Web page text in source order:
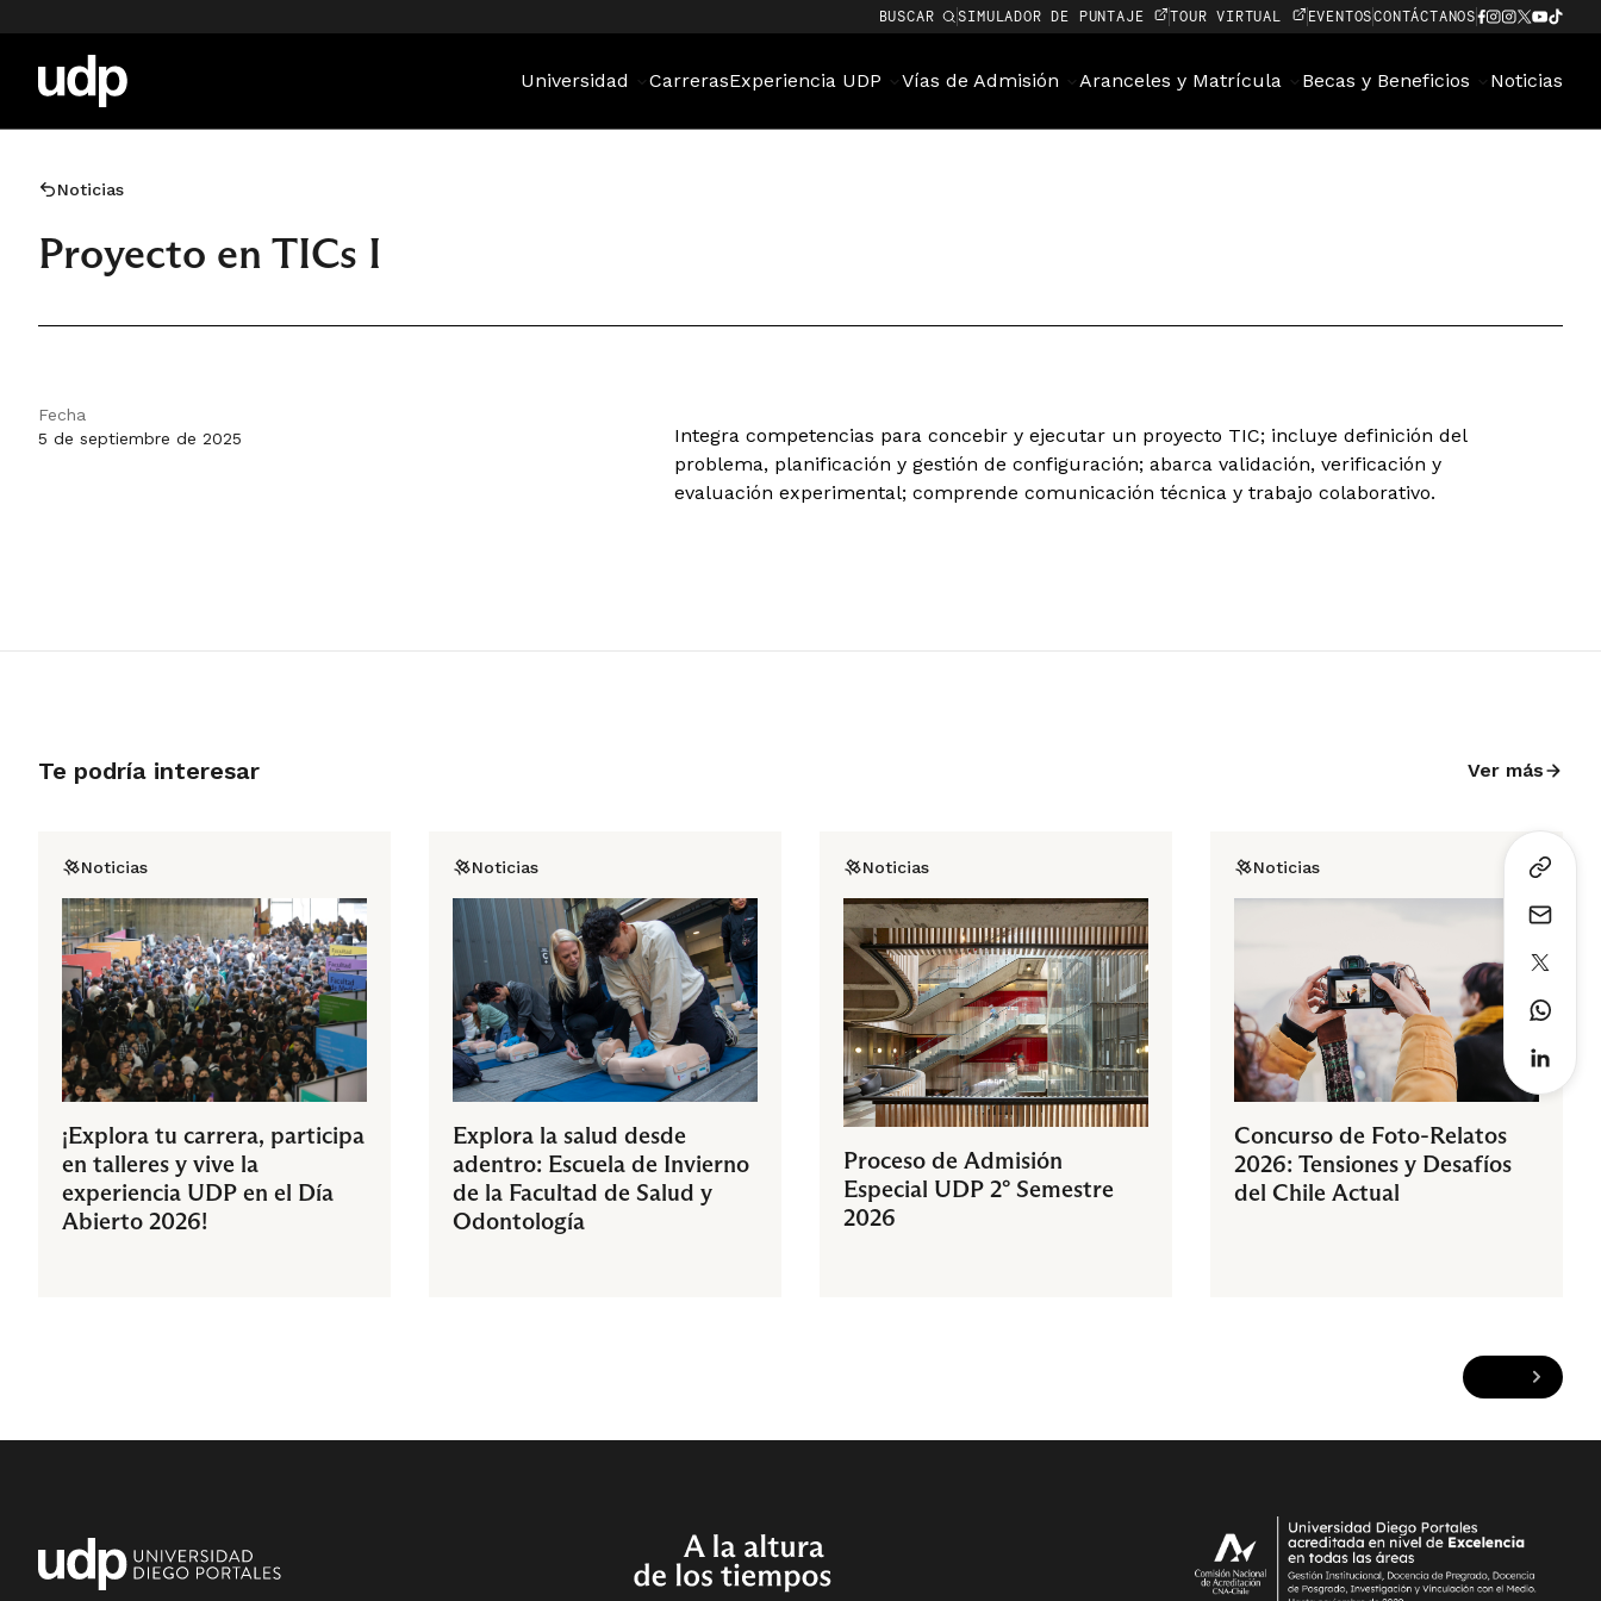
BUSCAR SIMULADOR DE PUNTAJE TOUR VIRTUAL EVENTOSCONTÁCTANOS
Universidad CarrerasExperiencia UDP Vías de Admisión Aranceles y Matrícula Becas y Beneficios Noticias
Noticias
Proyecto en TICs I
Fecha
5 de septiembre de 2025
Integra competencias para concebir y ejecutar un proyecto TIC; incluye definición del
problema, planificación y gestión de configuración; abarca validación, verificación y
evaluación experimental; comprende comunicación técnica y trabajo colaborativo.
Te podría interesar Ver más
Noticias
¡Explora tu carrera, participa
en talleres y vive la
experiencia UDP en el Día
Abierto 2026!
Noticias
Explora la salud desde
adentro: Escuela de Invierno
de la Facultad de Salud y
Odontología
Noticias
Proceso de Admisión
Especial UDP 2° Semestre
2026
Noticias
Concurso de Foto-Relatos
2026: Tensiones y Desafíos
del Chile Actual